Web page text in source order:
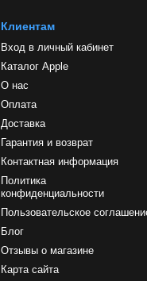
Клиентам
Вход в личный кабинет
Каталог Apple
О нас
Оплата
Доставка
Гарантия и возврат
Контактная информация
Политика
конфиденциальности
Пользовательское
Блог
Отзывы о магазине
Карта сайта